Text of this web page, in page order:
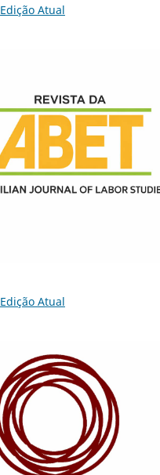
Edição Atual
Edição Atual